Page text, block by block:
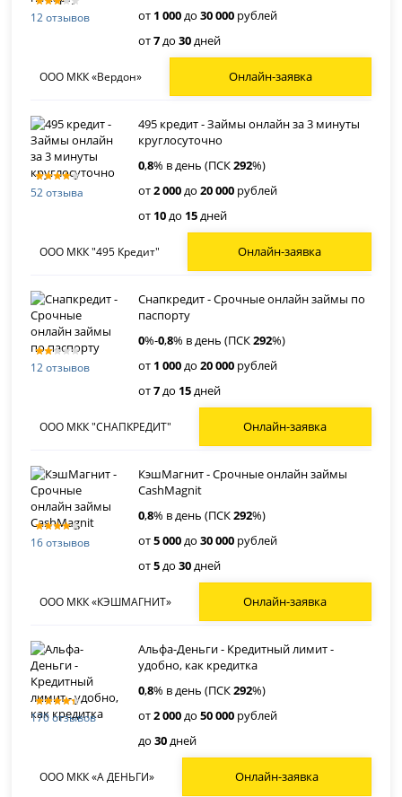
12 отзывов
от 1 000до30 000 рублей
от7до30дней
ООО МКК «Вердон» Онлайн-заявка
52 отзыва
495 кредит - Займы онлайн за 3 минуты
круглосуточно
0,8% в день (ПСК292%)
от2 000до20 000 рублей
от 10до 15дней
ООО МКК "495 Кредит" Онлайн-заявка
12 отзывов
Снапкредит - Срочные онлайн займы по
паспорту
0%-0,8% в день (ПСК292%)
от 1 000до20 000 рублей
от7до 15дней
ООО МКК "СНАПКРЕДИТ" Онлайн-заявка
16 отзывов
КэшМагнит - Срочные онлайн займы
CashMagnit
0,8% в день (ПСК292%)
от5 000до30 000 рублей
от5до30дней
ООО МКК «КЭШМАГНИТ» Онлайн-заявка
170 отзывов
Альфа-Деньги - Кредитный лимит -
удобно, как кредитка
0,8% в день (ПСК292%)
от2 000до50 000 рублей
до30дней
ООО МКК «А ДЕНЬГИ» Онлайн-заявка